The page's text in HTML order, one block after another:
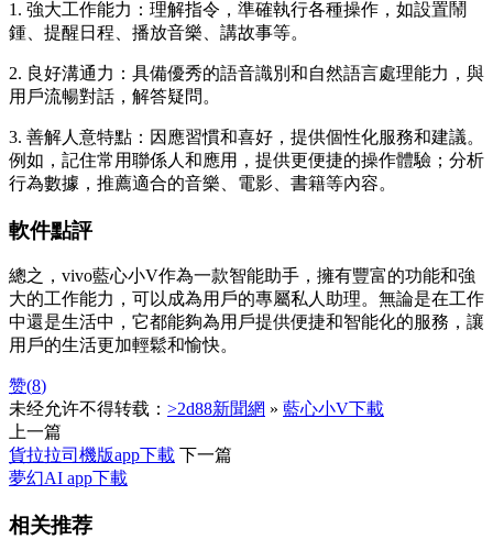
1. 強大工作能力：理解指令，準確執行各種操作，如設置鬧
鍾、提醒日程、播放音樂、講故事等。
2. 良好溝通力：具備優秀的語音識別和自然語言處理能力，與
用戶流暢對話，解答疑問。
3. 善解人意特點：因應習慣和喜好，提供個性化服務和建議。
例如，記住常用聯係人和應用，提供更便捷的操作體驗；分析
行為數據，推薦適合的音樂、電影、書籍等內容。
軟件點評
總之，vivo藍心小V作為一款智能助手，擁有豐富的功能和強
大的工作能力，可以成為用戶的專屬私人助理。無論是在工作
中還是生活中，它都能夠為用戶提供便捷和智能化的服務，讓
用戶的生活更加輕鬆和愉快。
赞(8)
未经允许不得转载： >2d88新聞網 » 藍心小V下載
上一篇
貨拉拉司機版app下載 下一篇
夢幻AI app下載
相关推荐